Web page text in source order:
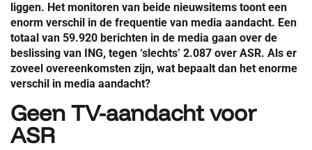
liggen. Het monitoren van beide nieuwsitems toont een
enorm verschil in de frequentie van media aandacht. Een
totaal van 59.920 berichten in de media gaan over de
beslissing van ING, tegen ‘slechts’ 2.087 over ASR. Als er
zoveel overeenkomsten zijn, wat bepaalt dan het enorme
verschil in media aandacht?
Geen TV-aandacht voor
ASR